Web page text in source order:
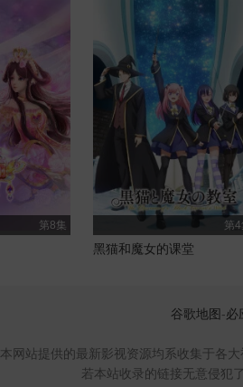
第8集 第4
黑猫和魔女的课堂
谷歌地图 -必
本网站提供的最新影视资源均系收集于各
若本站收录的链接无意侵犯